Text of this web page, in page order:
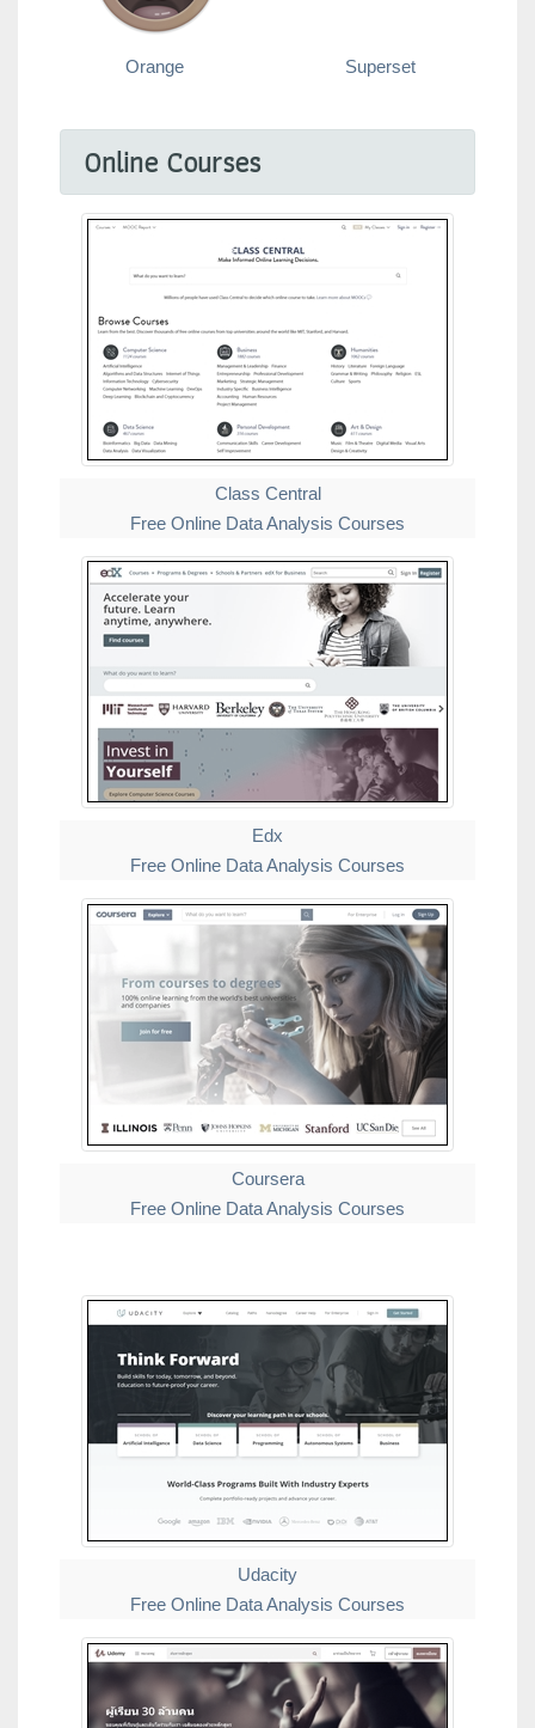
Orange Superset
Online Courses
Class Central
Free Online Data Analysis Courses
Edx
Free Online Data Analysis Courses
Coursera
Free Online Data Analysis Courses
Udacity
Free Online Data Analysis Courses